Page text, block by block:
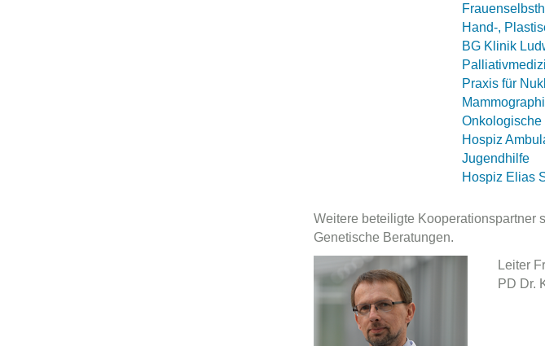
Hand-,
BG Klinik
Praxis für
Onkologische
Hospiz
Jugendhilfe
Hospiz Elias
Weitere beteiligte Kooperationspartner
Genetische Beratungen.
Leiter
PD Dr.